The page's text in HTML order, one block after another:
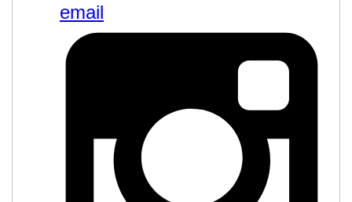
email